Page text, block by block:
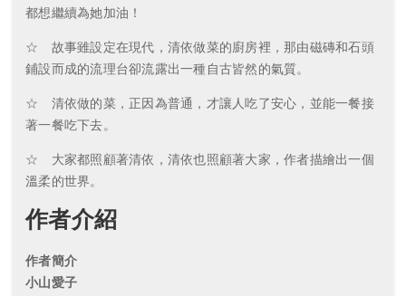
都想繼續為她加油！
☆ 故事雖設定在現代，清依做菜的廚房裡，那由磁磚和石頭
鋪設而成的流理台卻流露出一種自古皆然的氣質。
☆ 清依做的菜，正因為普通，才讓人吃了安心，並能一餐接
著一餐吃下去。
☆ 大家都照顧著清依，清依也照顧著大家，作者描繪出一個
溫柔的世界。
作者介紹
作者簡介
小山愛子